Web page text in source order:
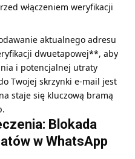
włączeniem weryfikacji
aktualnego adresu
dwuetapowej**, aby
i potencjalnej utraty
Twojej skrzynki e-mail jest
staje się kluczową bramą
Blokada
w WhatsApp